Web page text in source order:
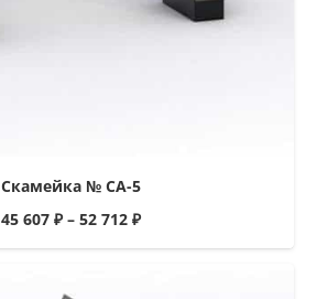
Скамейка № СА-5
45 607 ₽– 52 712 ₽